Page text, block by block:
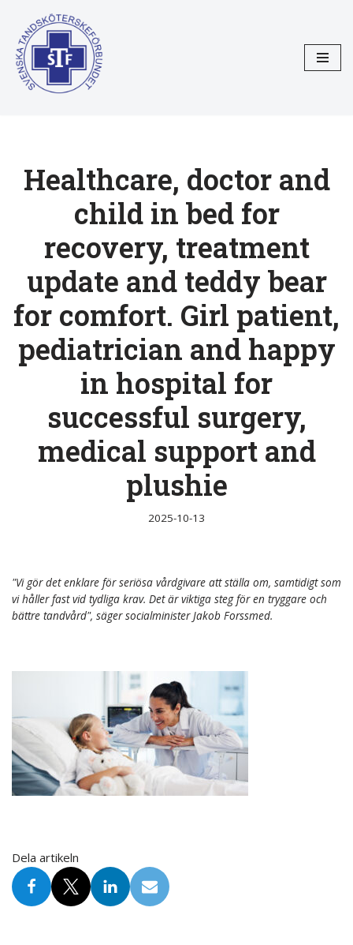
Hoppa
till
innehåll
Healthcare, doctor and
child in bed for
recovery, treatment
update and teddy bear
for comfort. Girl patient,
pediatrician and happy
in hospital for
successful surgery,
medical support and
plushie
2025-10-13
"Vi gör det enklare för seriösa vårdgivare att ställa om, samtidigt som
vi håller fast vid tydliga krav. Det är viktiga steg för en tryggare och
bättre tandvård", säger socialminister Jakob Forssmed.
Dela artikeln